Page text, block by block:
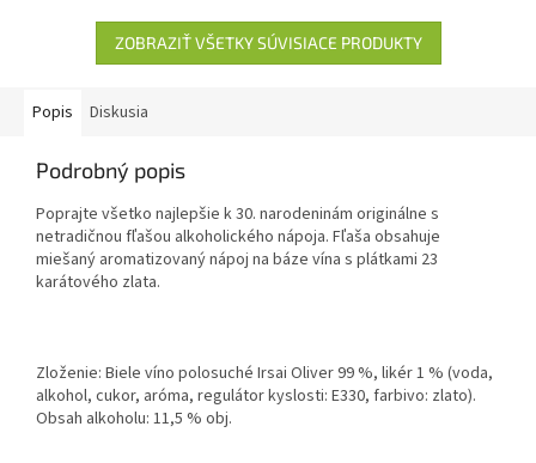
ZOBRAZIŤ VŠETKY SÚVISIACE PRODUKTY
Popis Diskusia
Podrobný popis
Poprajte všetko najlepšie k 30. narodeninám originálne s
netradičnou fľašou alkoholického nápoja. Fľaša obsahuje
miešaný aromatizovaný nápoj na báze vína s plátkami 23
karátového zlata.
Zloženie: Biele víno polosuché Irsai Oliver 99 %, likér 1 % (voda,
alkohol, cukor, aróma, regulátor kyslosti: E330, farbivo: zlato).
Obsah alkoholu: 11,5 % obj.